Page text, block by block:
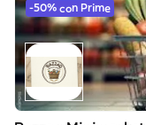
-50% con Prime